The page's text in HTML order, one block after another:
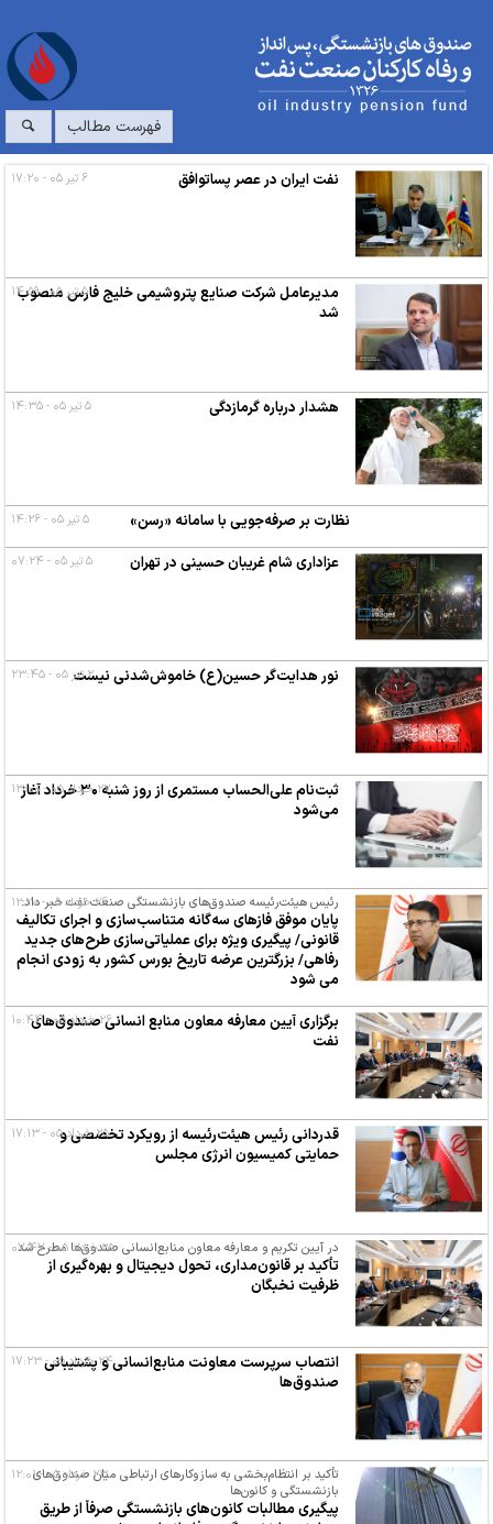
فهرست مطالب
نفت ایران در عصر پساتوافق ۶ تیر ۰۵ - ۱۷:۲۰
مدیرعامل شرکت صنایع پتروشیمی خلیج فارس منصوب
شد
۵ تیر ۰۵ - ۱۴:۵۹
هشدار درباره گرمازدگی ۵ تیر ۰۵ - ۱۴:۳۵
نظارت بر صرفه‌جویی با سامانه «رسن» ۵ تیر ۰۵ - ۱۴:۲۶
عزاداری شام غریبان حسینی در تهران ۵ تیر ۰۵ - ۰۷:۲۴
نور هدایت‌گر حسین(ع) خاموش‌شدنی نیست
۲ تیر ۰۵ - ۲۳:۴۵
ثبت‌نام علی‌الحساب مستمری از روز شنبه ۳۰ خرداد آغاز
می‌شود
۲۷ خرداد ۰۵ - ۱۳:۰۰
رئیس هیئت‌رئیسه صندوق‌های بازنشستگی صنعت نفت خبر داد:
پایان موفق فازهای سه‌گانه متناسب‌سازی و اجرای تکالیف
قانونی/ پیگیری ویژه برای عملیاتی‌سازی طرح‌های جدید
رفاهی/ بزرگترین عرضه تاریخ بورس کشور به زودی انجام
می شود
۲۶ خرداد ۰۵ - ۱۲:۲۰
برگزاری آیین معارفه معاون منابع انسانی صندوق‌های
نفت
۲۶ خرداد ۰۵ - ۱۰:۴۴
قدردانی رئیس هیئت‌رئیسه از رویکرد تخصصی و
حمایتی کمیسیون انرژی مجلس
۲۵ خرداد ۰۵ - ۱۷:۱۳
در آیین تکریم و معارفه معاون منابع‌انسانی صندوق‌ها مطرح شد
تأکید بر قانون‌مداری، تحول دیجیتال و بهره‌گیری از
ظرفیت نخبگان
۲۵ خرداد ۰۵ - ۰۷:۴۷
انتصاب سرپرست معاونت منابع‌انسانی و پشتیبانی
صندوق‌ها
۲۴ خرداد ۰۵ - ۱۷:۲۳
تأکید بر انتظام‌بخشی به سازوکارهای ارتباطی میان صندوق‌های
بازنشستگی و کانون‌ها
پیگیری مطالبات کانون‌های بازنشستگی صرفاً از طریق
۲۳ خرداد ۰۵ - ۱۲:۰۱